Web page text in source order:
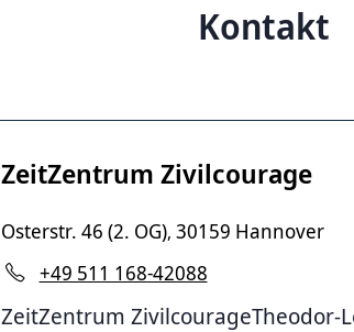
Kontakt
ZeitZentrum Zivilcourage
Osterstr. 46 (2. OG), 30159 Hannover
+49 511 168-42088
ZeitZentrum ZivilcourageTheodor-